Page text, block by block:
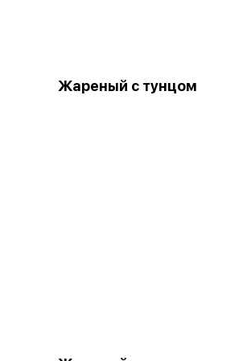
Жареный с тунцом